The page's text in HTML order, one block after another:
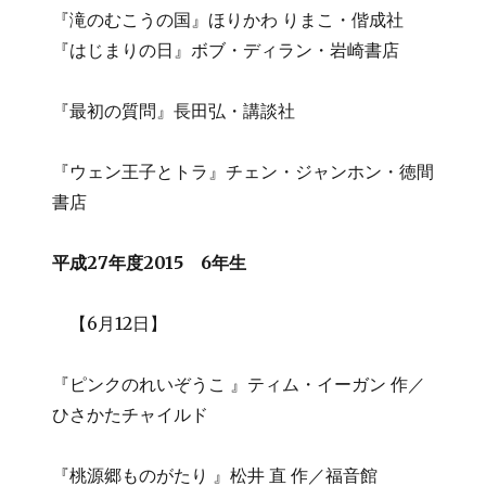
『滝のむこうの国』ほりかわ りまこ・偕成社
『はじまりの日』ボブ・ディラン・岩崎書店
『最初の質問』長田弘・講談社
『ウェン王子とトラ』チェン・ジャンホン・徳間
書店
平成27年度2015 6年生
【6月12日】
『ピンクのれいぞうこ 』ティム・イーガン 作／
ひさかたチャイルド
『桃源郷ものがたり 』松井 直 作／福音館